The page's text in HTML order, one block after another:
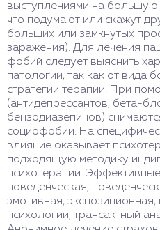
выступлениями на большую
что подумают или скажут
больших или замкнутых
заражения). Для лечения
фобий следует выяснить
патологии, так как от вида
стратегии терапии. При
(антидепрессантов, бета-
бензодиазепинов)
социофобии. На
влияние оказывает
подходящую методику
психотерапии.
поведенческая,
эмотивная,
психологии, трансактный